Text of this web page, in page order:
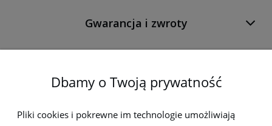
Gwarancja i zwroty
O firmie
Newsletter
Dbamy o Twoją prywatność
Pliki cookies i pokrewne im technologie umożliwiają